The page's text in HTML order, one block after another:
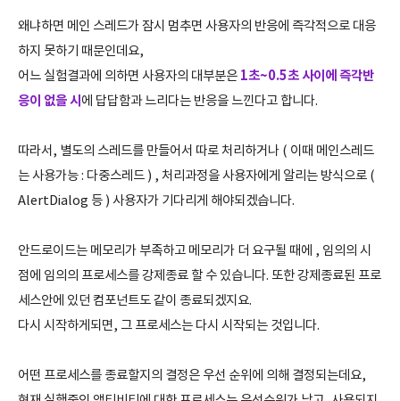
왜냐하면 메인 스레드가 잠시 멈추면 사용자의 반응에 즉각적으로 대응
하지 못하기 때문인데요,
어느 실험결과에 의하면 사용자의 대부분은 1초~0.5초 사이에 즉각반
응이 없을 시 에 답답함과 느리다는 반응을 느낀다고 합니다.
따라서, 별도의 스레드를 만들어서 따로 처리하거나 ( 이때 메인스레드
는 사용가능 : 다중스레드 ) , 처리과정을 사용자에게 알리는 방식으로 (
AlertDialog 등 ) 사용자가 기다리게 해야되겠습니다.
안드로이드는 메모리가 부족하고 메모리가 더 요구될 때에 , 임의의 시
점에 임의의 프로세스를 강제종료 할 수 있습니다. 또한 강제종료된 프로
세스안에 있던 컴포넌트도 같이 종료되겠지요.
다시 시작하게되면, 그 프로세스는 다시 시작되는 것입니다.
어떤 프로세스를 종료할지의 결정은 우선 순위에 의해 결정되는데요,